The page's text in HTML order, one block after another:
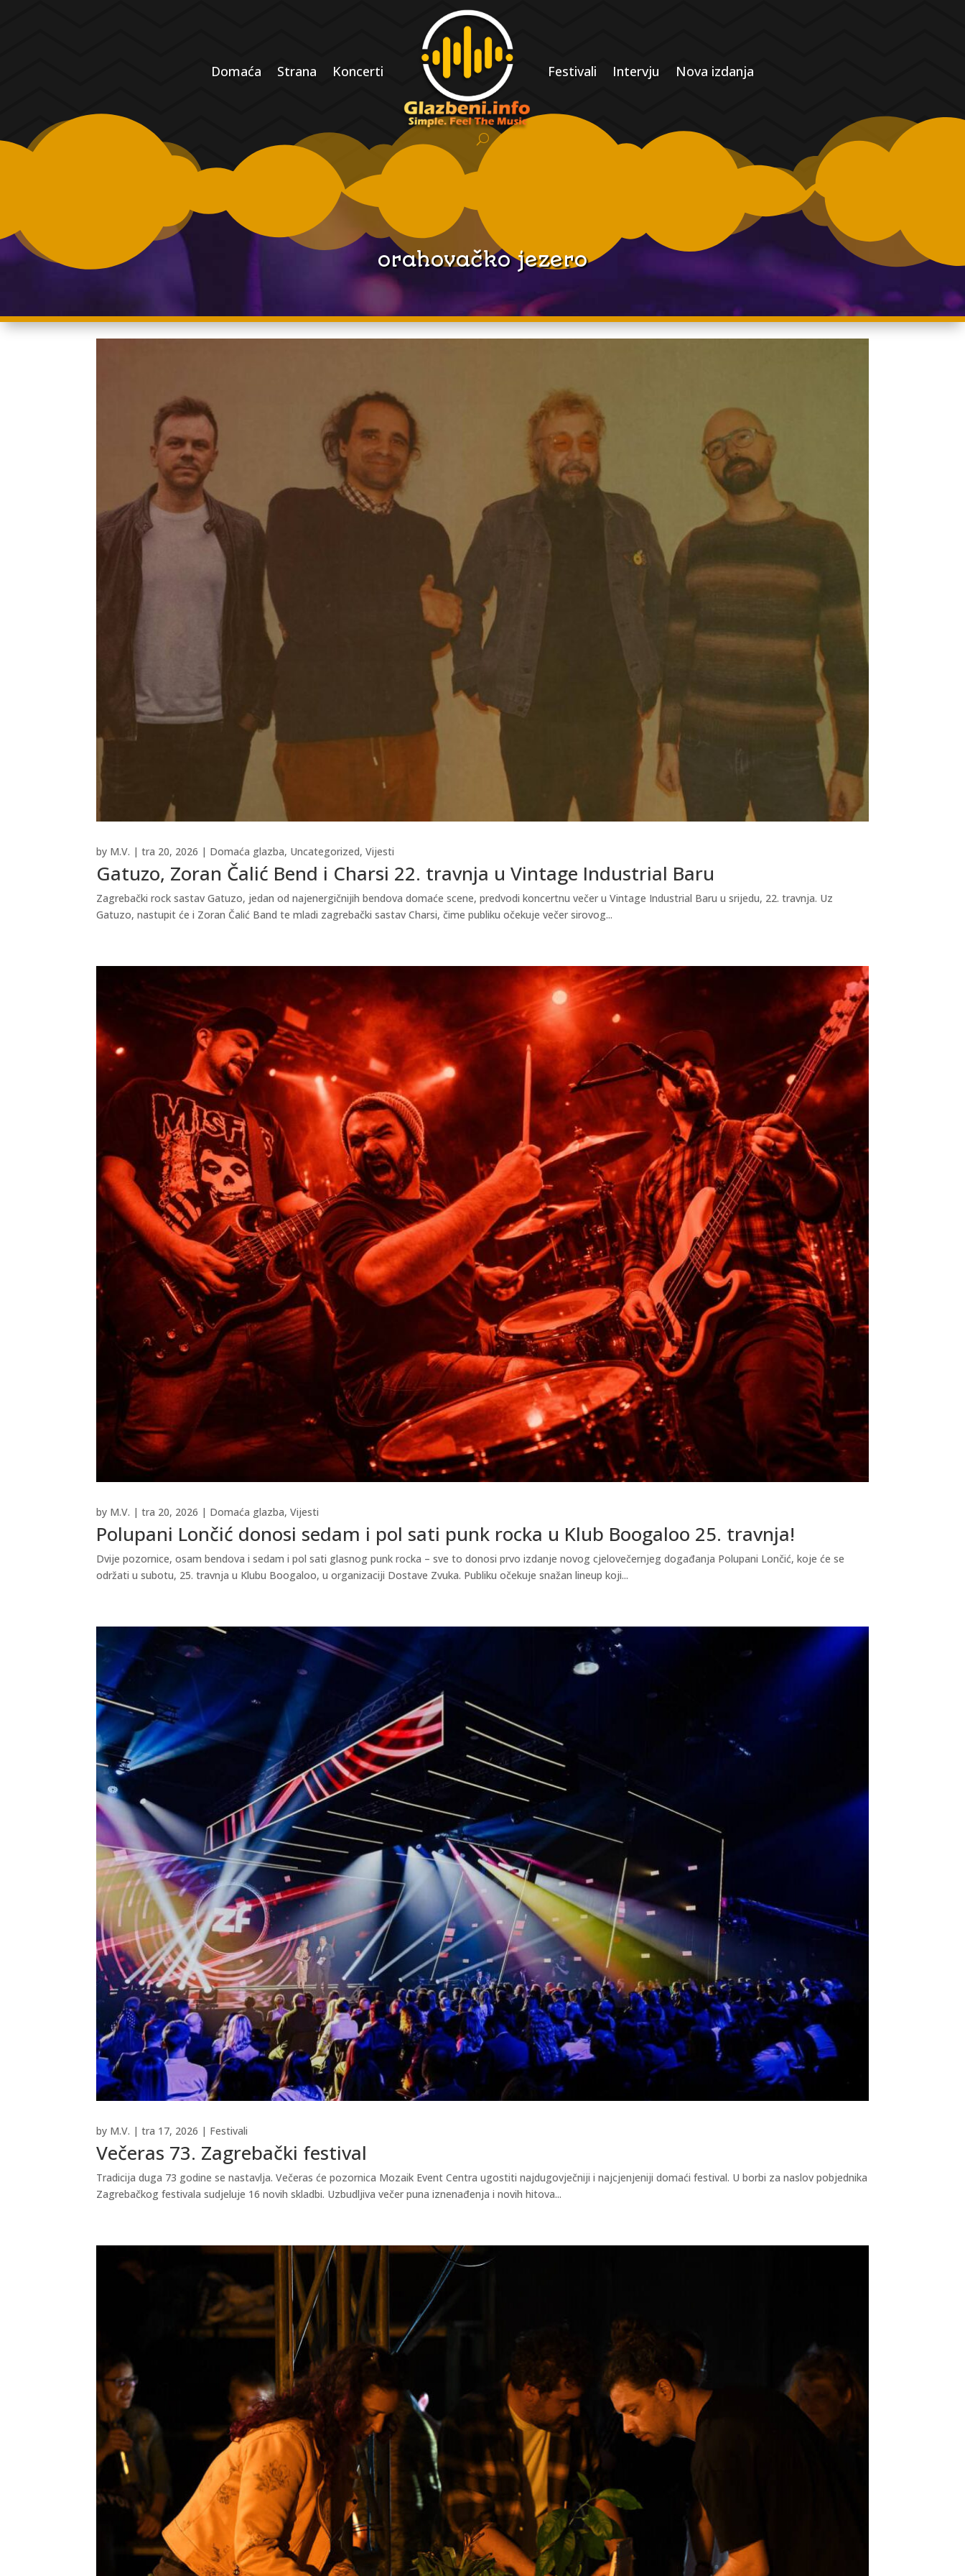
Domaća Strana Koncerti Festivali Intervju Nova izdanja
orahovačko jezero
Gatuzo, Zoran Čalić Bend i Charsi 22. travnja u Vintage Industrial Baru
by M.V. |tra 20, 2026 | Domaća glazba, Uncategorized,Vijesti
Zagrebački rock sastav Gatuzo, jedan od najenergičnijih bendova domaće scene, predvodi koncertnu večer u Vintage Industrial Baru u srijedu, 22. travnja. Uz
Gatuzo, nastupit će i Zoran Čalić Band te mladi zagrebački sastav Charsi, čime publiku očekuje večer sirovog...
Polupani Lončić donosi sedam i pol sati punk rocka u Klub Boogaloo 25. travnja!
by M.V. |tra 20, 2026 | Domaća glazba,Vijesti
Dvije pozornice, osam bendova i sedam i pol sati glasnog punk rocka – sve to donosi prvo izdanje novog cjelovečernjeg događanja Polupani Lončić, koje će se
održati u subotu, 25. travnja u Klubu Boogaloo, u organizaciji Dostave Zvuka. Publiku očekuje snažan lineup koji...
Večeras 73. Zagrebački festival
by M.V. |tra 17, 2026 | Festivali
Tradicija duga 73 godine se nastavlja. Večeras će pozornica Mozaik Event Centra ugostiti najdugovječniji i najcjenjeniji domaći festival. U borbi za naslov pobjednika
Zagrebačkog festivala sudjeluje 16 novih skladbi. Uzbudljiva večer puna iznenađenja i novih hitova...